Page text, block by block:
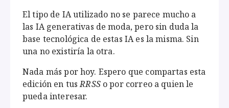
El tipo de IA utilizado no se parece mucho a
las IA generativas de moda, pero sin duda la
base tecnológica de estas IA es la misma. Sin
una no existiría la otra.
Nada más por hoy. Espero que compartas esta
edición en tusRRSS o por correo a quien le
pueda interesar.